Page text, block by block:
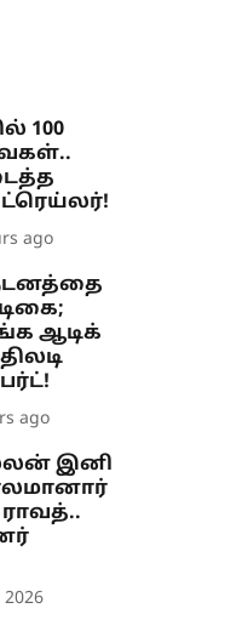
100
ட்ரெய்லர்!
ago
நடனத்தை
ஆடிக்
ago
இனி
ராவத்..
2026